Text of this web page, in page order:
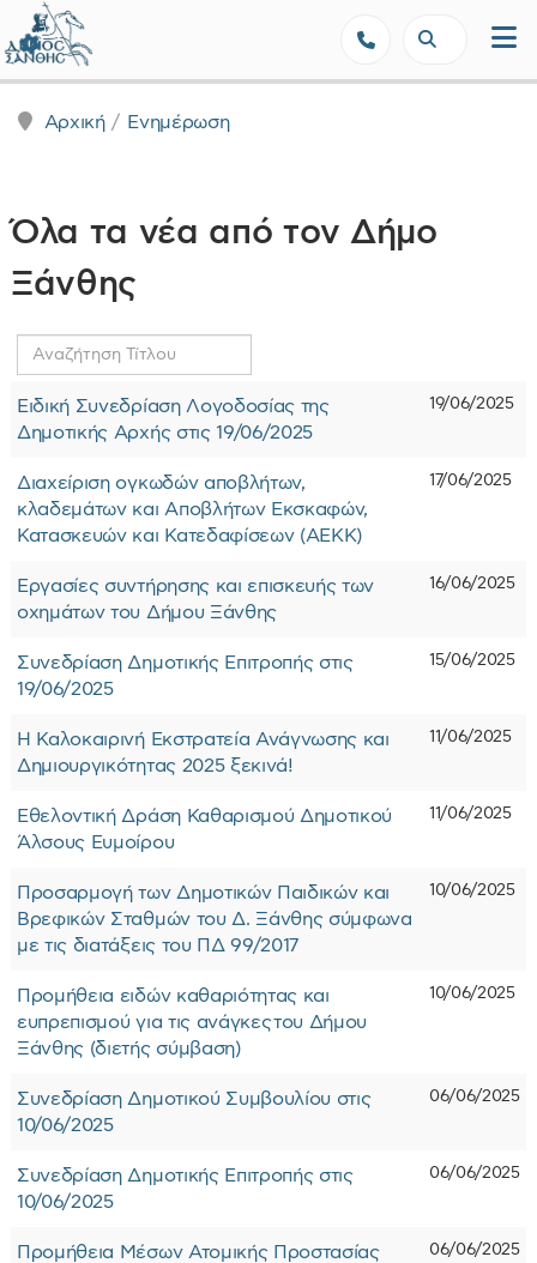
Αρχική Ενημέρωση
Όλα τα νέα από τον Δήμο
Ξάνθης
Αναζήτηση
Τίτλου
Ειδική Συνεδρίαση Λογοδοσίας της
Δημοτικής Αρχής στις 19/06/2025
19/06/2025
Διαχείριση ογκωδών αποβλήτων,
κλαδεμάτων και Αποβλήτων Εκσκαφών,
Κατασκευών και Κατεδαφίσεων (ΑΕΚΚ)
17/06/2025
Εργασίες συντήρησης και επισκευής των
οχημάτων του Δήμου Ξάνθης
16/06/2025
Συνεδρίαση Δημοτικής Επιτροπής στις
19/06/2025
15/06/2025
Η Καλοκαιρινή Εκστρατεία Ανάγνωσης και
Δημιουργικότητας 2025 ξεκινά!
11/06/2025
Εθελοντική Δράση Καθαρισμού Δημοτικού
Άλσους Ευμοίρου
11/06/2025
Προσαρμογή των Δημοτικών Παιδικών και
Βρεφικών Σταθμών του Δ. Ξάνθης σύμφωνα
με τις διατάξεις του ΠΔ 99/2017
10/06/2025
Προμήθεια ειδών καθαριότητας και
ευπρεπισμού για τις ανάγκες του Δήμου
Ξάνθης (διετής σύμβαση)
10/06/2025
Συνεδρίαση Δημοτικού Συμβουλίου στις
10/06/2025
06/06/2025
Συνεδρίαση Δημοτικής Επιτροπής στις
10/06/2025
06/06/2025
Προμήθεια Μέσων Ατομικής Προστασίας
06/06/2025